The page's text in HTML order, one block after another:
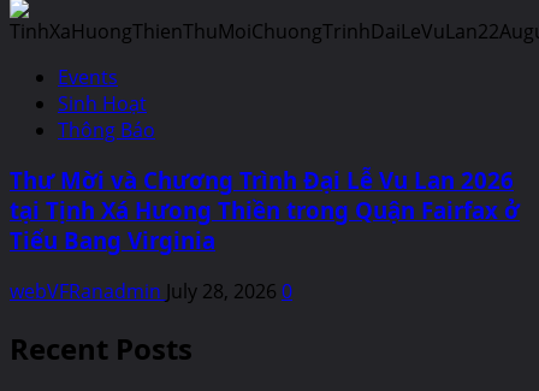
Events
Sinh Hoạt
Thông Báo
Thư Mời và Chương Trình Đại Lễ Vu Lan 2026
tại Tịnh Xá Hưong Thiền trong Quận Fairfax ở
Tiểu Bang Virginia
webVFRanadmin July 28, 2026 0
Recent Posts